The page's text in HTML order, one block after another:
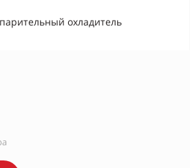
охладитель